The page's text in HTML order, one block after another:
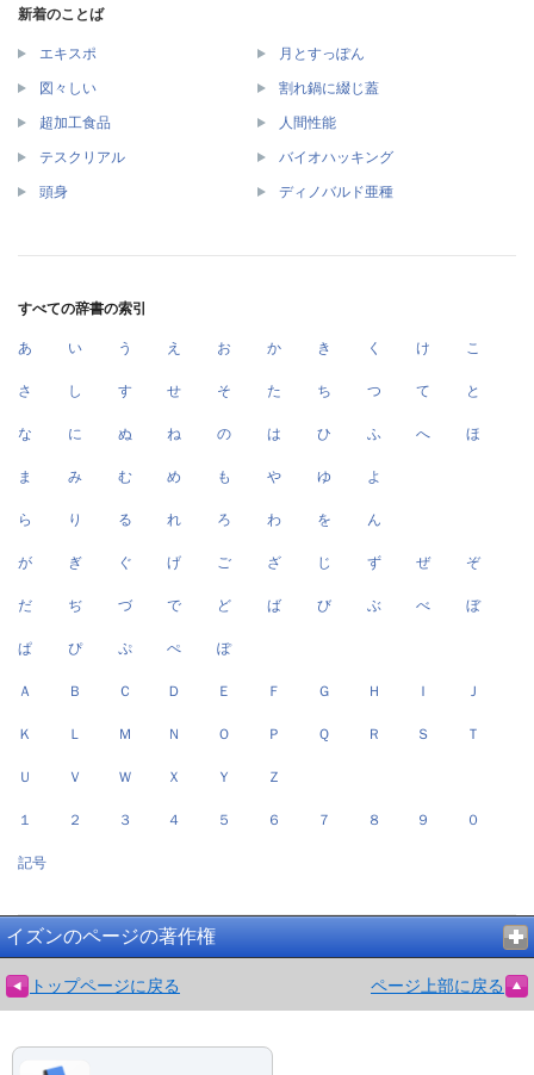
新着のことば
エキスポ 月とすっぽん
図々しい 割れ鍋に綴じ蓋
超加工食品 人間性能
テスクリアル バイオハッキング
頭身 ディノバルド亜種
すべての辞書の索引
あ い う え お か き く け こ
さ し す せ そ た ち つ て と
な に ぬ ね の は ひ ふ へ ほ
ま み む め も や ゆ よ
ら り る れ ろ わ を ん
が ぎ ぐ げ ご ざ じ ず ぜ ぞ
だ ぢ づ で ど ば び ぶ べ ぼ
ぱ ぴ ぷ ぺ ぽ
Ａ Ｂ Ｃ Ｄ Ｅ Ｆ Ｇ Ｈ Ｉ Ｊ
Ｋ Ｌ Ｍ Ｎ Ｏ Ｐ Ｑ Ｒ Ｓ Ｔ
Ｕ Ｖ Ｗ Ｘ Ｙ Ｚ
１ ２ ３ ４ ５ ６ ７ ８ ９ ０
記号
イズンのページの著作権
トップページに戻る ページ上部に戻る